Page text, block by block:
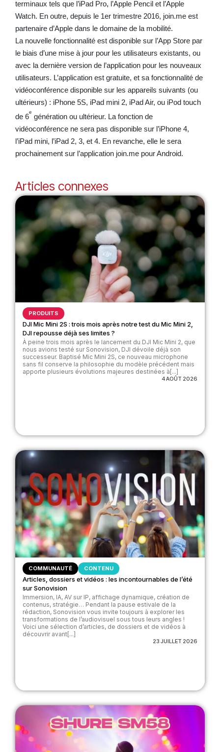
terminaux tels que l’iPad Pro, l’Apple Pencil et l’Apple
Watch. En outre, depuis le 1er trimestre 2016, join.me est
partenaire d’Apple dans le domaine de la mobilité.
La nouvelle fonctionnalité est disponible sur l’App Store par
le biais d’une mise à jour pour les utilisateurs existants, ou
avec la dernière version de l’application pour les nouveaux
utilisateurs. L’application est gratuite, et sa fonctionnalité de
vidéoconférence disponible sur les appareils suivants (ou
ultérieurs) : iPhone 5S, iPad mini 2, iPad Air, ou iPod touch
de 6
e
génération ou ultérieur. La fonction de
vidéoconférence ne sera pas disponible sur l’iPhone 4,
l’iPad mini, l’iPad 2, 3, et 4. En revanche, elle le sera
prochainement sur l’application join.me pour Android.
Articles connexes
PRODUITS
DJI Mic Mini 2S : trois mois après notre test du Mic Mini 2,
DJI repousse déjà ses limites ?
À peine trois mois après le lancement du DJI Mic Mini 2, que
nous avions testé sur Sonovision, DJI dévoile déjà son
successeur. Baptisé Mic Mini 2S, ce nouveau microphone
sans fil conserve la philosophie du modèle précédent mais
apporte plusieurs évolutions majeures destinées à[...]
4 AOÛT 2026
COMMUNAUTÉ CONTENU
Articles, dossiers et vidéos : les incontournables de l’été
sur Sonovision
Immersion, IA, AV sur IP, affichage dynamique, création de
contenus, stratégie… Pendant la pause estivale de la
rédaction, Sonovision vous invite toujours à explorer les
transformations de l’audiovisuel sous tous leurs angles !
Voici une sélection d’articles, de dossiers et de vidéos à
découvrir avant[...]
23 JUILLET 2026